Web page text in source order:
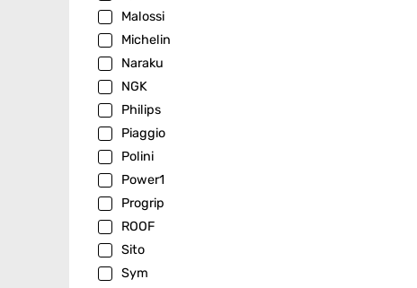
Malossi
Michelin
Naraku
NGK
Philips
Piaggio
Polini
Power1
Progrip
ROOF
Sito
Sym